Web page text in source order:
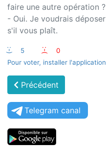
faire une autre opération ?
- Oui. Je voudrais
s'il vous plaît.
:-) 5 :-(
0
Pour voter, installer l'application
Précédent
Telegram canal